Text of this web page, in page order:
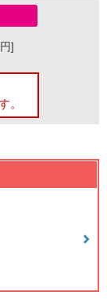
]
。